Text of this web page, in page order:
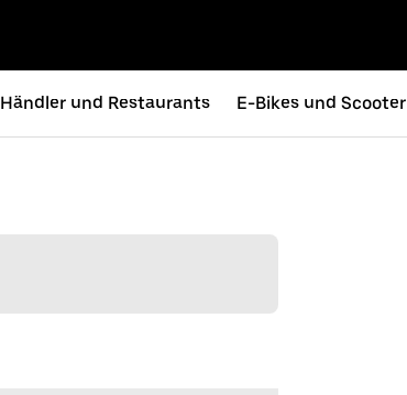
Händler und Restaurants E-Bikes und Scooter